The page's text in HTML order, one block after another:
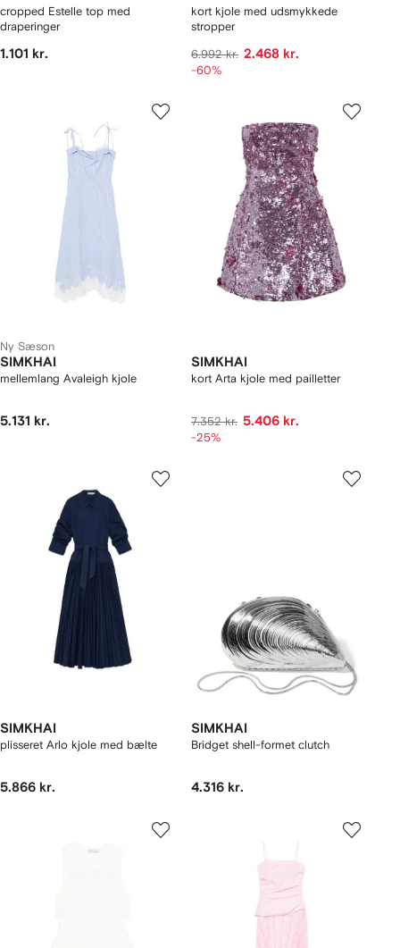
cropped Estelle top med
draperinger
1.101 kr.
kort kjole med udsmykkede
stropper
6.992 kr. 2.468 kr.
-60%
Ny Sæson
SIMKHAI
mellemlang Avaleigh kjole
5.131 kr.
SIMKHAI
kort Arta kjole med pailletter
7.352 kr. 5.406 kr.
-25%
SIMKHAI
plisseret Arlo kjole med bælte
5.866 kr.
SIMKHAI
Bridget shell-formet clutch
4.316 kr.